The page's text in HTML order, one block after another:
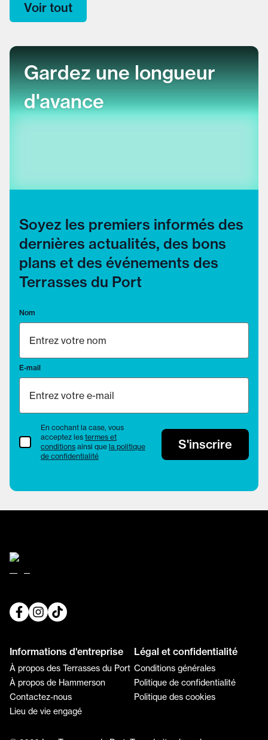
Voir tout
Gardez une longueur
d'avance
Soyez les premiers informés des
dernières actualités, des bons
plans et des événements des
Terrasses du Port
Nom
E-mail
termes et conditions
En cochant la case, vous
acceptez les termes et
conditions ainsi que la politique
de confidentialité
S'inscrire
Informations d'entreprise
À propos des Terrasses du Port
À propos de Hammerson
Contactez-nous
Lieu de vie engagé
Légal et confidentialité
Conditions générales
Politique de confidentialité
Politique des cookies